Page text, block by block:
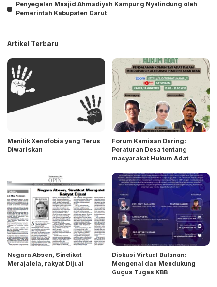
Penyegelan Masjid Ahmadiyah Kampung Nyalindung oleh
Pemerintah Kabupaten Garut
Artikel Terbaru
Menilik Xenofobia yang Terus
Diwariskan
Forum Kamisan Daring:
Peraturan Desa tentang
masyarakat Hukum Adat
Negara Absen, Sindikat
Merajalela, rakyat Dijual
Diskusi Virtual Bulanan:
Mengenal dan Mendukung
Gugus Tugas KBB